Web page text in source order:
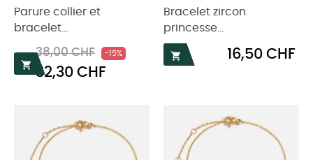
Parure collier et
bracelet...

Prix
habituel
38,00 CHF -15%
32,30 CHF
Bracelet zircon
princesse...

Prix
16,50 CHF